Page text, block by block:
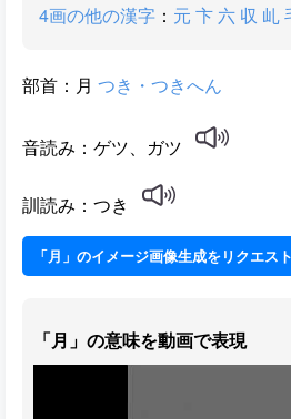
4画の他の漢字 ： 元 卞 六 収 乢
部首：月 つき・つきへん
音読み：ゲツ、ガツ
訓読み：つき
「月」のイメージ画像生成をリクエスト
「月」の意味を動画で表現